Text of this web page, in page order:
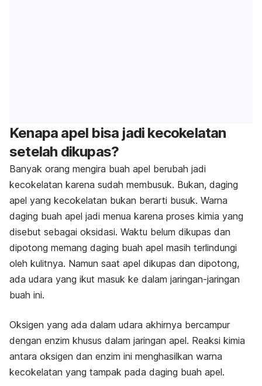
Kenapa apel bisa jadi kecokelatan
setelah dikupas?
Banyak orang mengira buah apel berubah jadi
kecokelatan karena sudah membusuk. Bukan, daging
apel yang kecokelatan bukan berarti busuk. Warna
daging buah apel jadi menua karena proses kimia yang
disebut sebagai oksidasi. Waktu belum dikupas dan
dipotong memang daging buah apel masih terlindungi
oleh kulitnya. Namun saat apel dikupas dan dipotong,
ada udara yang ikut masuk ke dalam jaringan-jaringan
buah ini.
Oksigen yang ada dalam udara akhirnya bercampur
dengan enzim khusus dalam jaringan apel. Reaksi kimia
antara oksigen dan enzim ini menghasilkan warna
kecokelatan yang tampak pada daging buah apel.